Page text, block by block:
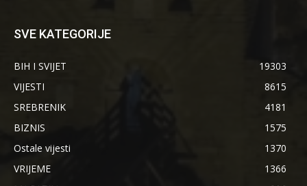
SVE KATEGORIJE
BIH I SVIJET
19303
VIJESTI
8615
SREBRENIK
4181
BIZNIS
1575
Ostale vijesti
1370
VRIJEME
1366